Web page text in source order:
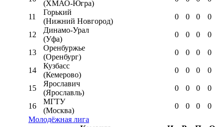
(ХМАО-Югра)
11
Горький
(Нижний Новгород)
0 0 0 0
12
Динамо-Урал
(Уфа)
0 0 0 0
13
Оренбуржье
(Оренбург)
0 0 0 0
14
Кузбасс
(Кемерово)
0 0 0 0
15
Ярославич
(Ярославль)
0 0 0 0
16
МГТУ
(Москва)
0 0 0
0
Молодёжная лига